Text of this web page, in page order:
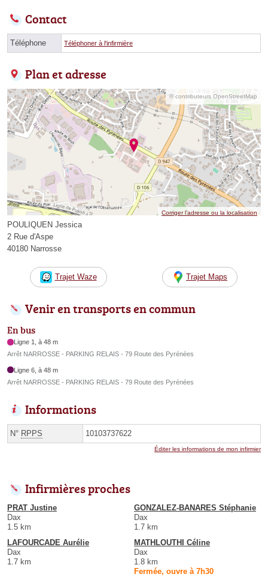
Contact
Téléphone Téléphoner à l'infirmière
Plan et adresse
© contributeurs OpenStreetMap
Corriger l’adresse ou la localisation
POULIQUEN Jessica
2 Rue d'Aspe
40180 Narrosse
Trajet Waze Trajet Maps
Venir en transports en commun
En bus
Ligne 1, à 48 m
Arrêt NARROSSE - PARKING RELAIS - 79 Route des Pyrénées
Ligne 6, à 48 m
Arrêt NARROSSE - PARKING RELAIS - 79 Route des Pyrénées
Informations
N° RPPS 10103737622
Éditer les informations de mon infirmier
Infirmières proches
PRAT Justine
Dax
1.5 km
GONZALEZ-BANARES Stéphanie
Dax
1.7 km
LAFOURCADE Aurélie
Dax
1.7 km
MATHLOUTHI Céline
Dax
1.8 km
Fermée, ouvre à 7h30